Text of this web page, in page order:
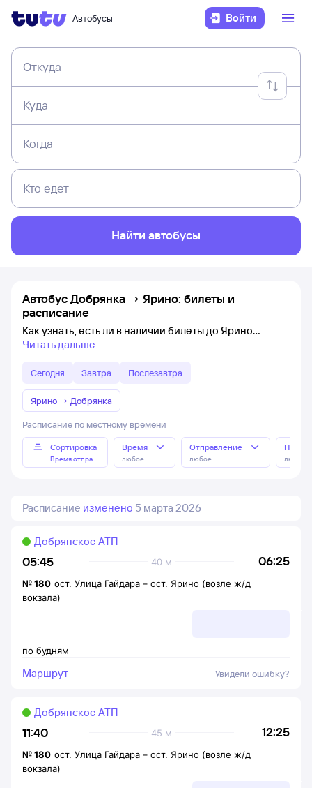
Автобусы Войти
Откуда
Куда
Когда
Кто едет
Найти автобусы
Автобус Добрянка → Ярино: билеты и
расписание
Как узнать, есть ли в наличии билеты до Ярино
Читать дальше
Сегодня Завтра Послезавтра
Ярино → Добрянка
Расписание по местному времени
Сортировка
Время отправления
Время
любое
Отправление
любое любое
Расписание изменено 5 марта 2026
05:45 06:25
40 м
Добрянское АТП
по будням
№180 ост. Улица Гайдара – ост. Ярино (возле ж/д
вокзала)
Маршрут Увидели ошибку?
11:40 12:25
45 м
Добрянское АТП
№180 ост. Улица Гайдара – ост. Ярино (возле ж/д
вокзала)